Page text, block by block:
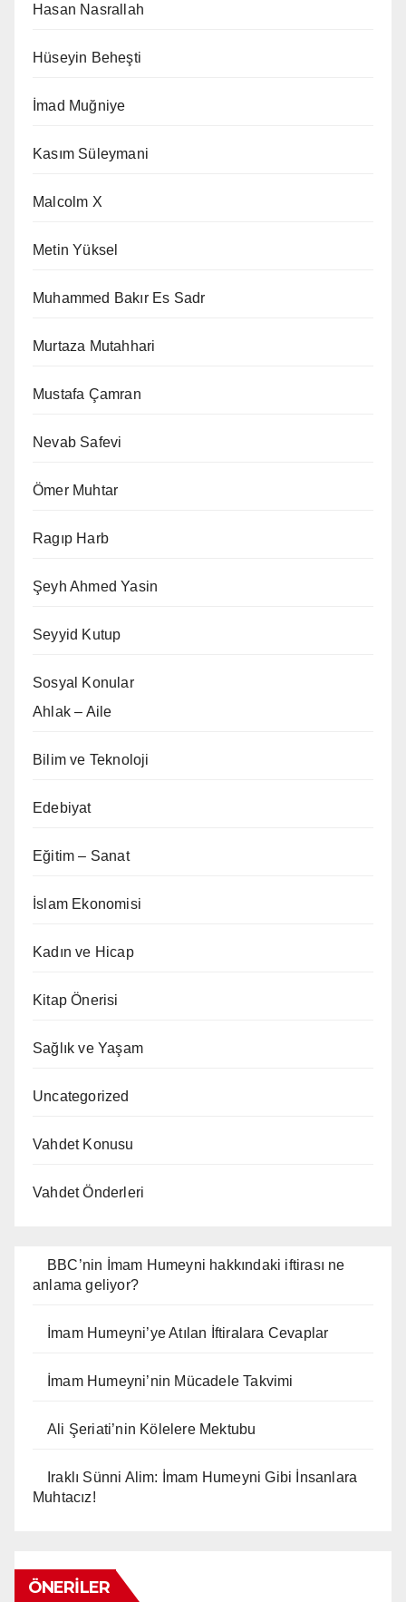
Hasan Nasrallah
Hüseyin Beheşti
İmad Muğniye
Kasım Süleymani
Malcolm X
Metin Yüksel
Muhammed Bakır Es Sadr
Murtaza Mutahhari
Mustafa Çamran
Nevab Safevi
Ömer Muhtar
Ragıp Harb
Şeyh Ahmed Yasin
Seyyid Kutup
Sosyal Konular
Ahlak – Aile
Bilim ve Teknoloji
Edebiyat
Eğitim – Sanat
İslam Ekonomisi
Kadın ve Hicap
Kitap Önerisi
Sağlık ve Yaşam
Uncategorized
Vahdet Konusu
Vahdet Önderleri
BBC’nin İmam Humeyni hakkındaki iftirası ne
anlama geliyor?
İmam Humeyni’ye Atılan İftiralara Cevaplar
İmam Humeyni’nin Mücadele Takvimi
Ali Şeriati’nin Kölelere Mektubu
Iraklı Sünni Alim: İmam Humeyni Gibi İnsanlara
Muhtacız!
ÖNERILER